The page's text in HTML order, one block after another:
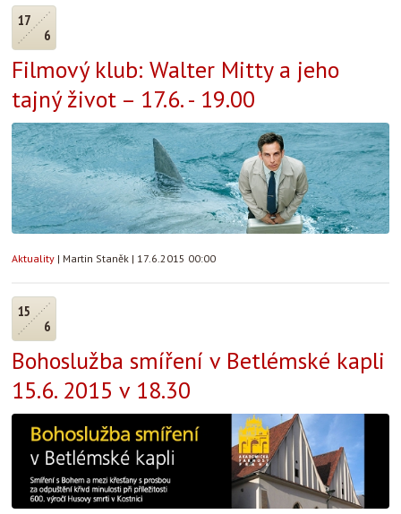
17
6
Filmový klub: Walter Mitty a jeho
tajný život – 17.6. - 19.00
Aktuality | Martin Staněk | 17.6.2015 00:00
15
6
Bohoslužba smíření v Betlémské kapli
15.6. 2015 v 18.30